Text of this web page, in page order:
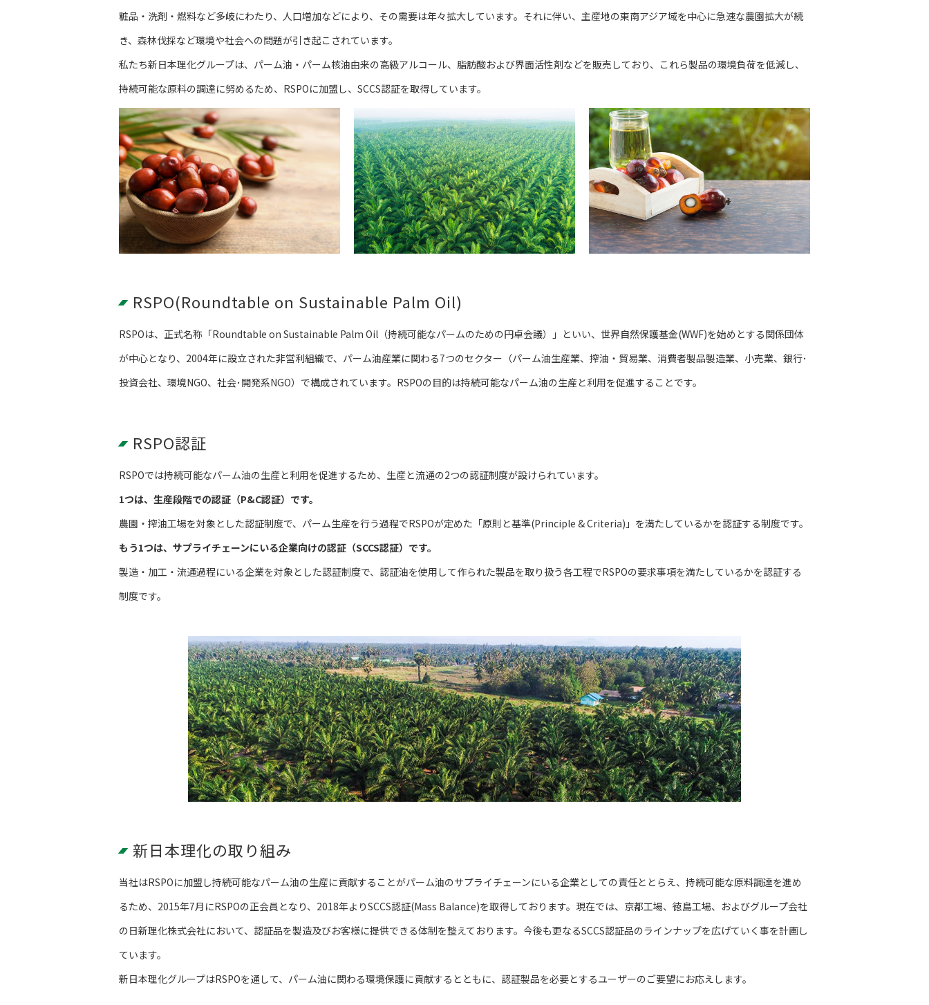
粧品・洗剤・燃料など多岐にわたり、人口増加などにより、その需要は年々拡大しています。それに伴い、主産地の東南アジア域を中心に急速な農園拡大が続
き、森林伐採など環境や社会への問題が引き起こされています。
私たち新日本理化グループは、パーム油・パーム核油由来の高級アルコール、脂肪酸および界面活性剤などを販売しており、これら製品の環境負荷を低減し、
持続可能な原料の調達に努めるため、RSPOに加盟し、SCCS認証を取得しています。
RSPO(Roundtable on Sustainable Palm Oil)
RSPOは、正式名称「Roundtable on Sustainable Palm Oil（持続可能なパームのための円卓会議）」といい、世界自然保護基金(WWF)を始めとする関係団体
が中心となり、2004年に設立された非営利組織で、パーム油産業に関わる7つのセクター（パーム油生産業、搾油・貿易業、消費者製品製造業、小売業、銀行･
投資会社、環境NGO、社会･開発系NGO）で構成されています。RSPOの目的は持続可能なパーム油の生産と利用を促進することです。
RSPO認証
RSPOでは持続可能なパーム油の生産と利用を促進するため、生産と流通の2つの認証制度が設けられています。
1つは、生産段階での認証（P&C認証）です。
農園・搾油工場を対象とした認証制度で、パーム生産を行う過程でRSPOが定めた「原則と基準(Principle & Criteria)」を満たしているかを認証する制度です。
もう1つは、サプライチェーンにいる企業向けの認証（SCCS認証）です。
製造・加工・流通過程にいる企業を対象とした認証制度で、認証油を使用して作られた製品を取り扱う各工程でRSPOの要求事項を満たしているかを認証する
制度です。
新日本理化の取り組み
当社はRSPOに加盟し持続可能なパーム油の生産に貢献することがパーム油のサプライチェーンにいる企業としての責任ととらえ、持続可能な原料調達を進め
るため、2015年7月にRSPOの正会員となり、2018年よりSCCS認証(Mass Balance)を取得しております。現在では、京都工場、徳島工場、およびグループ会社
の日新理化株式会社において、認証品を製造及びお客様に提供できる体制を整えております。今後も更なるSCCS認証品のラインナップを広げていく事を計画し
ています。
新日本理化グループはRSPOを通して、パーム油に関わる環境保護に貢献するとともに、認証製品を必要とするユーザーのご要望にお応えします。